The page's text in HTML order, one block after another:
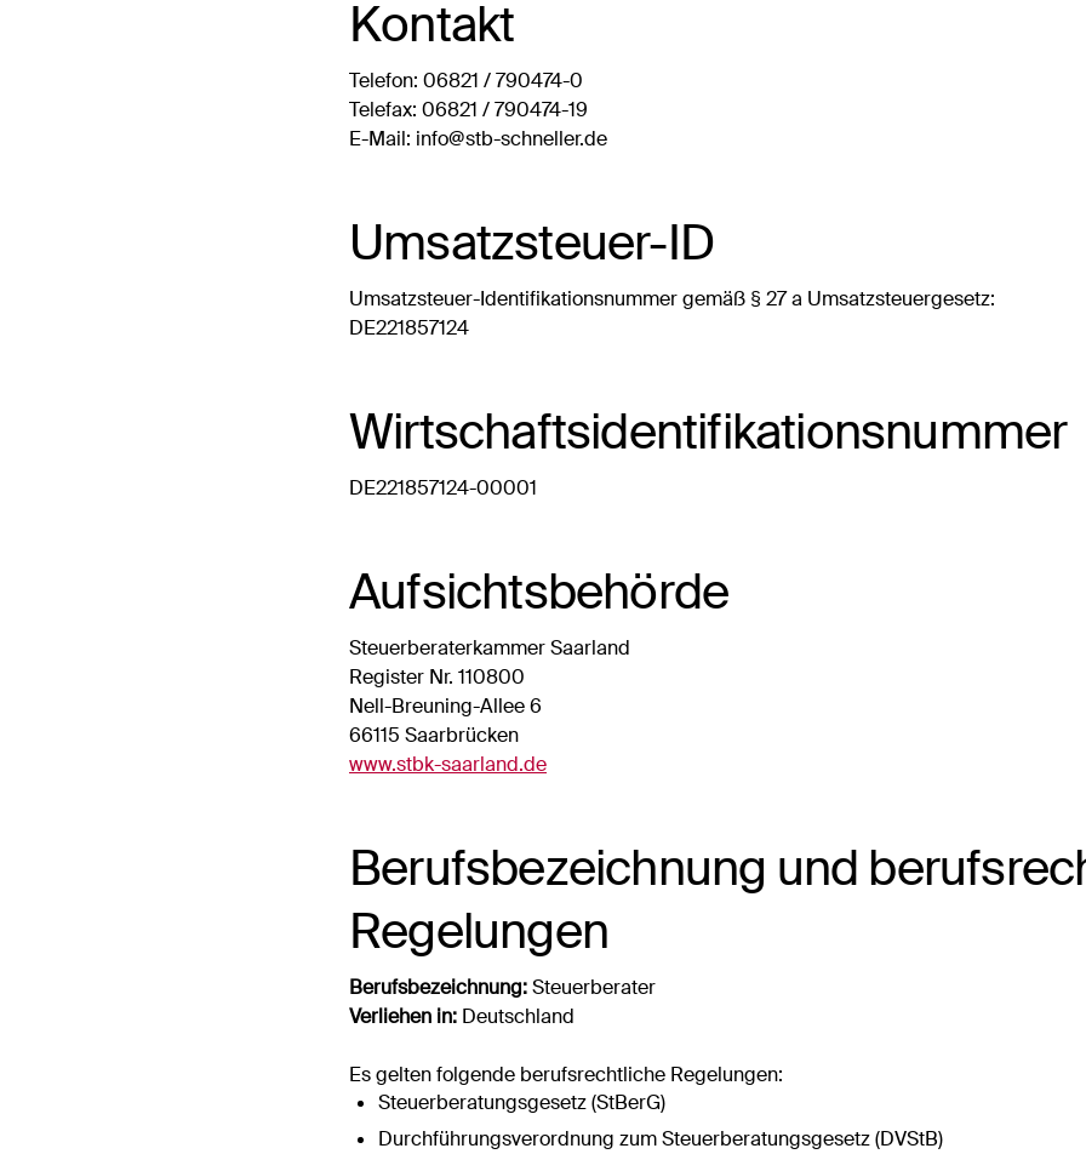
Kontakt
Telefon: 06821 / 790474-0
Telefax: 06821 / 790474-19
E-Mail: info@stb-schneller.de
Umsatzsteuer-ID
Umsatzsteuer-Identifikationsnummer gemäß § 27 a Umsatzsteuergesetz:
DE221857124
Wirtschafts­identifikations­nummer
DE221857124-00001
Aufsichtsbehörde
Steuerberaterkammer Saarland
Register Nr. 110800
Nell-Breuning-Allee 6
66115 Saarbrücken
www.stbk-saarland.de
Berufsbezeichnung und
Regelungen
Berufsbezeichnung:Steuerberater
Verliehen in: Deutschland
Es gelten folgende berufsrechtliche Regelungen:
Steuerberatungsgesetz (StBerG)
Durchführungsverordnung zum Steuerberatungsgesetz (DVStB)